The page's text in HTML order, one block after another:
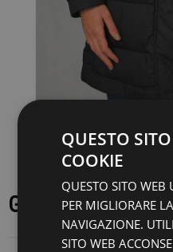
GIACCA
QUESTO
COOKIE
QUESTO SITO WEB
PER MIGLIORARE
NAVIGAZIONE.
SITO WEB